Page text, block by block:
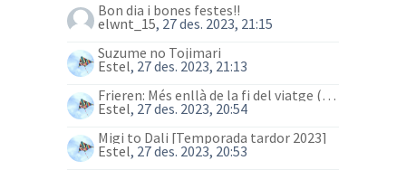
Bon dia i bones festes!!
elwnt_15, 27 des. 2023, 21:15
Suzume no Tojimari
Estel, 27 des. 2023, 21:13
Frieren: Més enllà de la fi del viatge (anime)
Estel, 27 des. 2023, 20:54
Migi to Dali [Temporada tardor 2023]
Estel, 27 des. 2023, 20:53